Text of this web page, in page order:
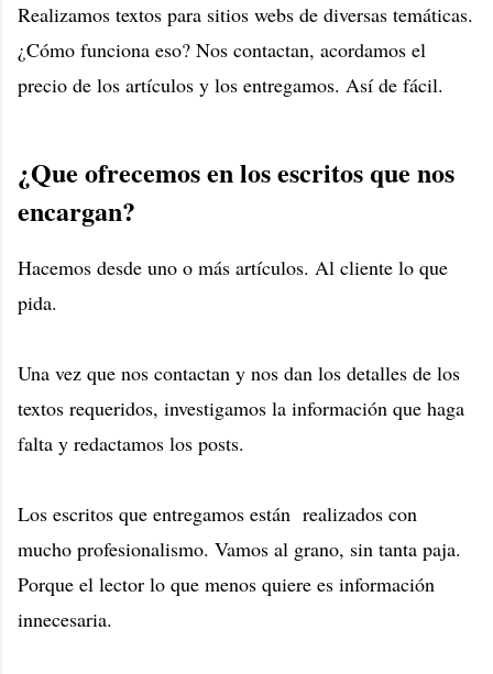
Realizamos textos para sitios webs de diversas temáticas.
¿Cómo funciona eso? Nos contactan, acordamos el
precio de los artículos y los entregamos. Así de fácil.
¿Que ofrecemos en los escritos que nos
encargan?
Hacemos desde uno o más artículos. Al cliente lo que
pida.
Una vez que nos contactan y nos dan los detalles de los
textos requeridos, investigamos la información que haga
falta y redactamos los posts.
Los escritos que entregamos están realizados con
mucho profesionalismo. Vamos al grano, sin tanta paja.
Porque el lector lo que menos quiere es información
innecesaria.